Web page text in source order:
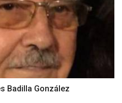
Badilla González